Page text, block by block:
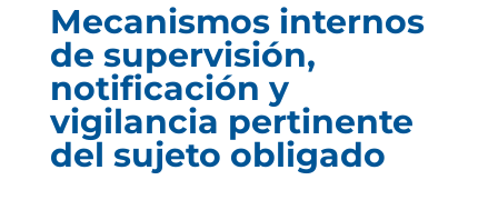
Mecanismos internos
de supervisión,
notificación y
vigilancia pertinente
del sujeto obligado